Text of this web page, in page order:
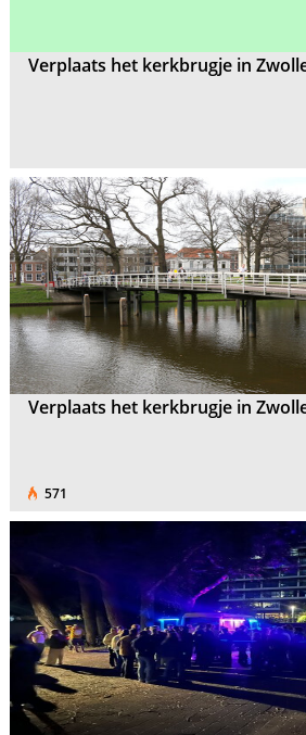
Verplaats het kerkbrugje in
Verplaats het kerkbrugje in
571